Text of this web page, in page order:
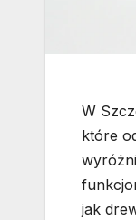
W
które
jak